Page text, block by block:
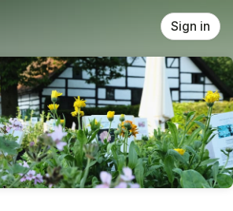
Sign in